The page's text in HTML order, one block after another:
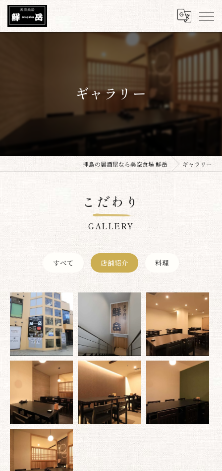
ギャラリー
拝島の居酒屋なら美空食場 鮮岳 ギャラリー
こだわり
GALLERY
すべて 店舗紹介 料理